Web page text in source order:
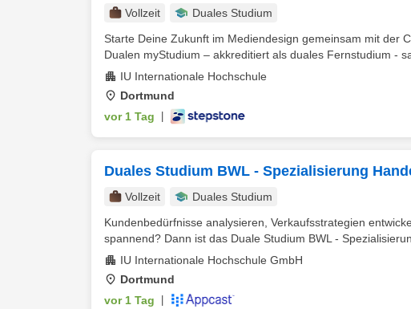
Vollzeit
Duales Studium
Starte Deine Zukunft im Mediendesign gemeinsam mit der
Dualen myStudium – akkreditiert als duales Fernstudium -
IU Internationale Hochschule
Dortmund
vor 1 Tag
Duales Studium BWL - Spezialisierung
Vollzeit
Duales Studium
Kundenbedürfnisse analysieren, Verkaufsstrategien
spannend? Dann ist das Duale Studium BWL -
IU Internationale Hochschule GmbH
Dortmund
vor 1 Tag